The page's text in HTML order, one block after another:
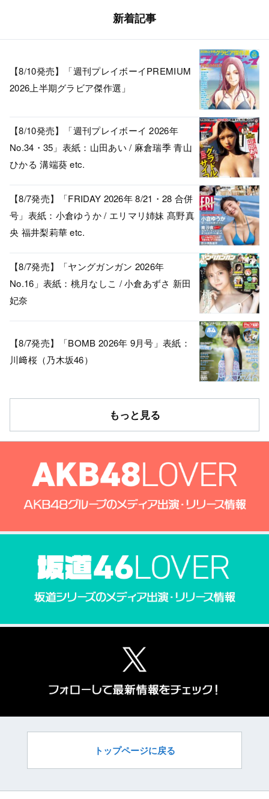
新着記事
【8/10発売】「週刊プレイボーイPREMIUM
2026上半期グラビア傑作選」
【8/10発売】「週刊プレイボーイ 2026年
No.34・35」表紙：山田あい / 麻倉瑞季 青山
ひかる 溝端葵 etc.
【8/7発売】「FRIDAY 2026年 8/21・28 合併
号」表紙：小倉ゆうか / エリマリ姉妹 髙野真
央 福井梨莉華 etc.
【8/7発売】「ヤングガンガン 2026年
No.16」表紙：桃月なしこ / 小倉あずさ 新田
妃奈
【8/7発売】「BOMB 2026年 9月号」表紙：
川﨑桜（乃木坂46）
もっと見る
トップページに戻る